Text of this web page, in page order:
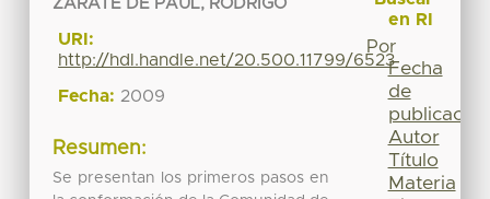
ZARATE DE PAUL, RODRIGO
URI:
http://hdl.handle.net/20.500.11799/6523
Fecha: 2009
Resumen:
Se presentan los primeros pasos en
en RI
Por
Fecha
de
publicación
Autor
Título
Materia